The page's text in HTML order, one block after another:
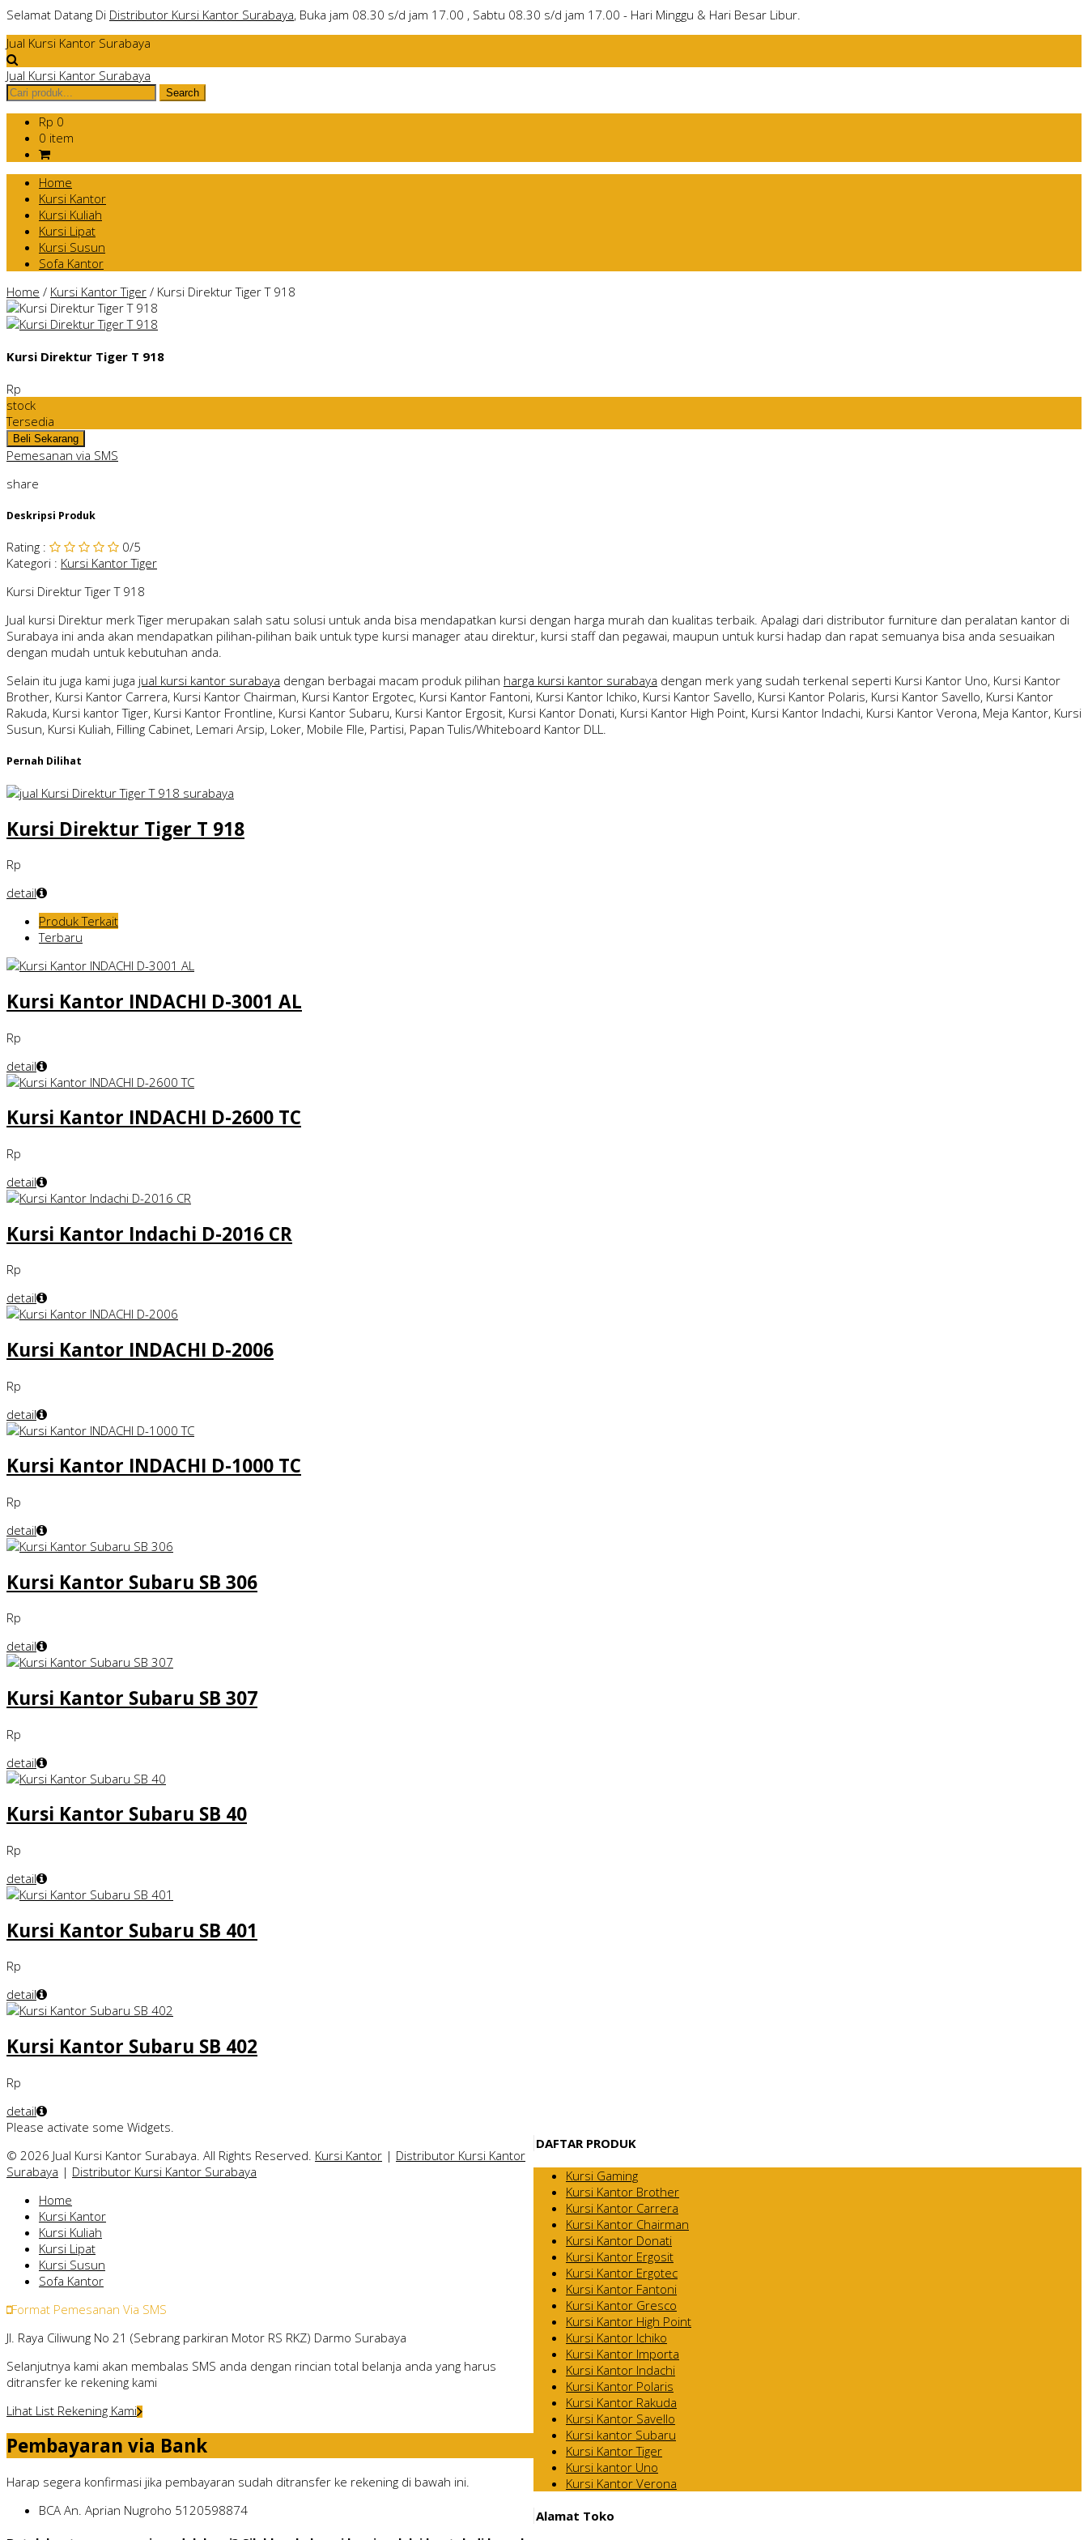
Selamat Datang Di Distributor Kursi Kantor Surabaya, Buka jam 08.30 s/d jam 17.00 , Sabtu 08.30 s/d jam 17.00 - Hari Minggu & Hari Besar Libur.
Jual Kursi Kantor Surabaya
Jual Kursi Kantor Surabaya
Rp 0
0 item
Home
Kursi Kantor
Kursi Kuliah
Kursi Lipat
Kursi Susun
Sofa Kantor
Home / Kursi Kantor Tiger / Kursi Direktur Tiger T 918
Kursi Direktur Tiger T 918
Rp
stock
Tersedia
Pemesanan via SMS
share
Deskripsi Produk
Rating : 0/5
Kategori : Kursi Kantor Tiger
Kursi Direktur Tiger T 918
Jual kursi Direktur merk Tiger merupakan salah satu solusi untuk anda bisa mendapatkan kursi dengan harga murah dan kualitas terbaik. Apalagi dari distributor furniture dan peralatan kantor di
Surabaya ini anda akan mendapatkan pilihan-pilihan baik untuk type kursi manager atau direktur, kursi staff dan pegawai, maupun untuk kursi hadap dan rapat semuanya bisa anda sesuaikan
dengan mudah untuk kebutuhan anda.
Selain itu juga kami juga jual kursi kantor surabaya dengan berbagai macam produk pilihan harga kursi kantor surabaya dengan merk yang sudah terkenal seperti Kursi Kantor Uno, Kursi Kantor
Brother, Kursi Kantor Carrera, Kursi Kantor Chairman, Kursi Kantor Ergotec, Kursi Kantor Fantoni, Kursi Kantor Ichiko, Kursi Kantor Savello, Kursi Kantor Polaris, Kursi Kantor Savello, Kursi Kantor
Rakuda, Kursi kantor Tiger, Kursi Kantor Frontline, Kursi Kantor Subaru, Kursi Kantor Ergosit, Kursi Kantor Donati, Kursi Kantor High Point, Kursi Kantor Indachi, Kursi Kantor Verona, Meja Kantor, Kursi
Susun, Kursi Kuliah, Filling Cabinet, Lemari Arsip, Loker, Mobile FIle, Partisi, Papan Tulis/Whiteboard Kantor DLL.
Pernah Dilihat
Kursi Direktur Tiger T 918
Rp
detail
Produk Terkait
Terbaru
Kursi Kantor INDACHI D-3001 AL
Rp
detail
Kursi Kantor INDACHI D-2600 TC
Rp
detail
Kursi Kantor Indachi D-2016 CR
Rp
detail
Kursi Kantor INDACHI D-2006
Rp
detail
Kursi Kantor INDACHI D-1000 TC
Rp
detail
Kursi Kantor Subaru SB 306
Rp
detail
Kursi Kantor Subaru SB 307
Rp
detail
Kursi Kantor Subaru SB 40
Rp
detail
Kursi Kantor Subaru SB 401
Rp
detail
Kursi Kantor Subaru SB 402
Rp
detail
DAFTAR PRODUK
Kursi Gaming
Kursi Kantor Brother
Kursi Kantor Carrera
Kursi Kantor Chairman
Kursi Kantor Donati
Kursi Kantor Ergosit
Kursi Kantor Ergotec
Kursi Kantor Fantoni
Kursi Kantor Gresco
Kursi Kantor High Point
Kursi Kantor Ichiko
Kursi Kantor Importa
Kursi Kantor Indachi
Kursi Kantor Polaris
Kursi Kantor Rakuda
Kursi Kantor Savello
Kursi kantor Subaru
Kursi Kantor Tiger
Kursi kantor Uno
Kursi Kantor Verona
Alamat Toko
Please activate some Widgets.
© 2026 Jual Kursi Kantor Surabaya. All Rights Reserved. Kursi Kantor | Distributor Kursi Kantor
Surabaya | Distributor Kursi Kantor Surabaya
Home
Kursi Kantor
Kursi Kuliah
Kursi Lipat
Kursi Susun
Sofa Kantor
Format Pemesanan Via SMS
Jl. Raya Ciliwung No 21 (Sebrang parkiran Motor RS RKZ) Darmo Surabaya
Selanjutnya kami akan membalas SMS anda dengan rincian total belanja anda yang harus
ditransfer ke rekening kami
Lihat List Rekening Kami
Pembayaran via Bank
Harap segera konfirmasi jika pembayaran sudah ditransfer ke rekening di bawah ini.
BCA An. Aprian Nugroho 5120598874